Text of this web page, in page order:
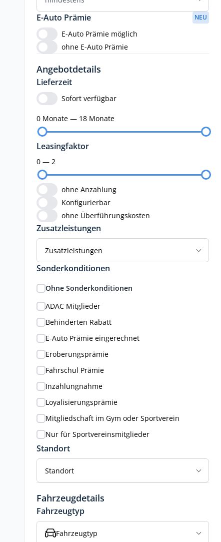
E-Auto Prämie NEU
E-Auto Prämie möglich
ohne E-Auto Prämie
Angebotdetails
Lieferzeit
Sofort verfügbar
0 Monate — 18 Monate
Leasingfaktor
0 — 2
ohne Anzahlung
Konfigurierbar
ohne Überführungskosten
Zusatzleistungen
Zusatzleistungen
Sonderkonditionen
Ohne Sonderkonditionen
ADAC Mitglieder
Behinderten Rabatt
E-Auto Prämie eingerechnet
Eroberungsprämie
Fahrschul Prämie
Inzahlungnahme
Loyalisierungsprämie
Mitgliedschaft im Gym oder Sportverein
Nur für Sportvereinsmitglieder
Standort
Standort
Fahrzeugdetails
Fahrzeugtyp
Fahrzeugtyp